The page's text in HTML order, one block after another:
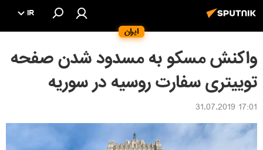
ایران
IR
واکنش مسکو به مسدود شدن صفحه
توییتری سفارت روسیه در سوریه
17:01 31.07.2019